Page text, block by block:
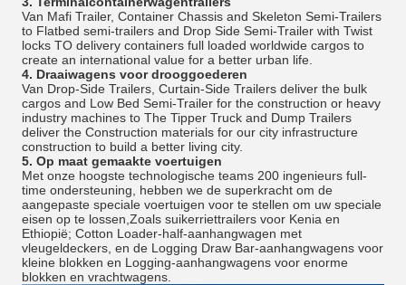
Van Mafi Trailer, Container Chassis and Skeleton Semi-Trailers
to Flatbed semi-trailers and Drop Side Semi-Trailer with Twist
locks TO delivery containers full loaded worldwide cargos to
create an international value for a better urban life.
4. Draaiwagens voor drooggoederen
Van Drop-Side Trailers, Curtain-Side Trailers deliver the bulk
cargos and Low Bed Semi-Trailer for the construction or heavy
industry machines to The Tipper Truck and Dump Trailers
deliver the Construction materials for our city infrastructure
construction to build a better living city.
5. Op maat gemaakte voertuigen
Met onze hoogste technologische teams 200 ingenieurs full-
time ondersteuning, hebben we de superkracht om de
aangepaste speciale voertuigen voor te stellen om uw speciale
eisen op te lossen,Zoals suikerriettrailers voor Kenia en
Ethiopië; Cotton Loader-half-aanhangwagen met
vleugeldeckers, en de Logging Draw Bar-aanhangwagens voor
kleine blokken en Logging-aanhangwagens voor enorme
blokken en vrachtwagens.